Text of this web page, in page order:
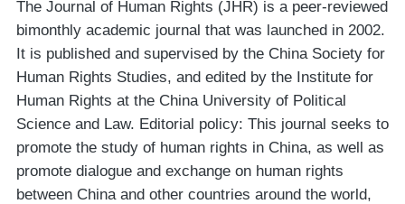
The Journal of Human Rights (JHR) is a peer-reviewed
bimonthly academic journal that was launched in 2002.
It is published and supervised by the China Society for
Human Rights Studies, and edited by the Institute for
Human Rights at the China University of Political
Science and Law. Editorial policy: This journal seeks to
promote the study of human rights in China, as well as
promote dialogue and exchange on human rights
between China and other countries around the world,